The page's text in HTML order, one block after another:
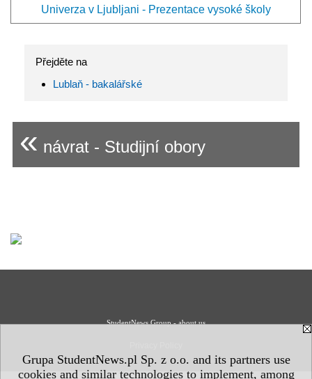
Grupa StudentNews.pl Sp. z o.o. and its partners use
cookies and similar technologies to implement, among
Univerza v Ljubljani - Prezentace vysoké školy
Přejděte na
Lublaň - bakalářské
« návrat - Studijní obory
StudentNews Group - about us